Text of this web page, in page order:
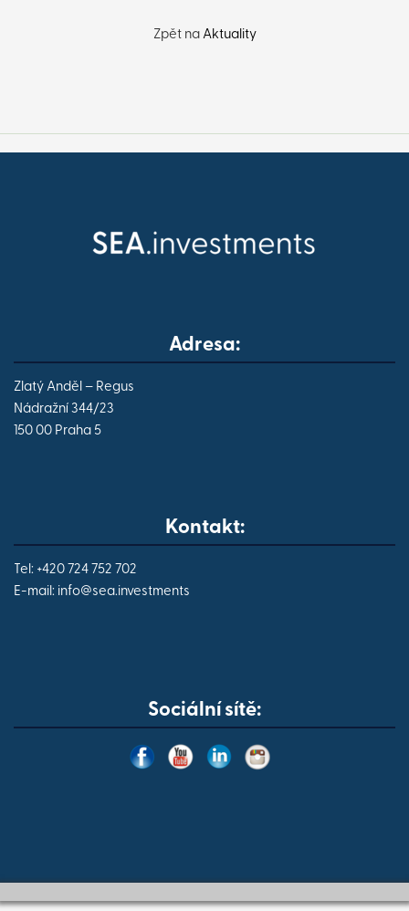
Zpět na Aktuality
Adresa:
Zlatý Anděl – Regus
Nádražní 344/23
150 00 Praha 5
Kontakt:
Tel: +420 724 752 702
E-mail: info@sea.investments
Sociální sítě: